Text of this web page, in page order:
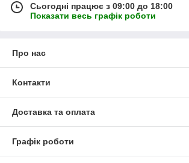
Сьогодні працює з 09:00 до 18:00
Показати весь графік роботи
Про нас
Контакти
Доставка та оплата
Графік роботи